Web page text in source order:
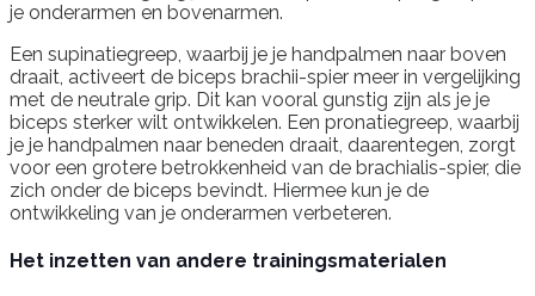
je onderarmen en bovenarmen.
Een supinatiegreep, waarbij je je handpalmen naar boven
draait, activeert de biceps brachii-spier meer in vergelijking
met de neutrale grip. Dit kan vooral gunstig zijn als je je
biceps sterker wilt ontwikkelen. Een pronatiegreep, waarbij
je je handpalmen naar beneden draait, daarentegen, zorgt
voor een grotere betrokkenheid van de brachialis-spier, die
zich onder de biceps bevindt. Hiermee kun je de
ontwikkeling van je onderarmen verbeteren.
Het inzetten van andere trainingsmaterialen